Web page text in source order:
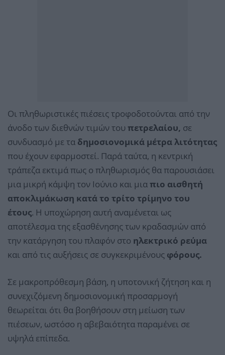
Οι πληθωριστικές πιέσεις τροφοδοτούνται από την
άνοδο των διεθνών τιμών του πετρελαίου, σε
συνδυασμό με τα δημοσιονομικά μέτρα λιτότητας
που έχουν εφαρμοστεί. Παρά ταύτα, η κεντρική
τράπεζα εκτιμά πως ο πληθωρισμός θα παρουσιάσει
μια μικρή κάμψη τον Ιούνιο και μιαπιο αισθητή
αποκλιμάκωση κατά το τρίτο τρίμηνο του
έτους. Η υποχώρηση αυτή αναμένεται ως
αποτέλεσμα της εξασθένησης των κραδασμών από
την κατάργηση του πλαφόν στο ηλεκτρικό ρεύμα
και από τις αυξήσεις σε συγκεκριμένους φόρους.
Σε μακροπρόθεσμη βάση, η υποτονική ζήτηση και η
συνεχιζόμενη δημοσιονομική προσαρμογή
θεωρείται ότι θα βοηθήσουν στη μείωση των
πιέσεων, ωστόσο η αβεβαιότητα παραμένει σε
υψηλά επίπεδα.